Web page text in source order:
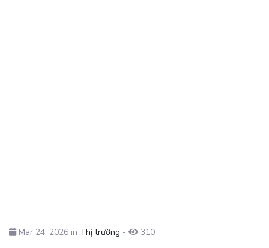
Mar 24, 2026 in Thị trường - 310